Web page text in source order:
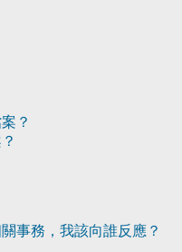
？
事務，我該向誰反應？